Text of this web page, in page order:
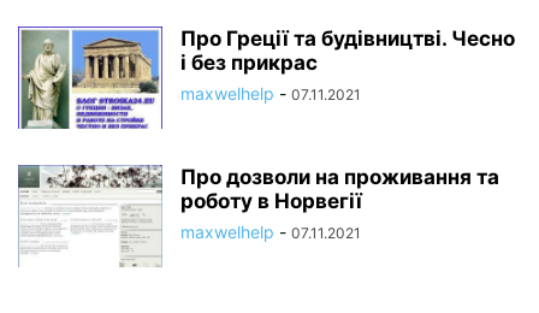
Про Греції та будівництві. Чесно
і без прикрас
maxwelhelp - 07.11.2021
Про дозволи на проживання та
роботу в Норвегії
maxwelhelp - 07.11.2021